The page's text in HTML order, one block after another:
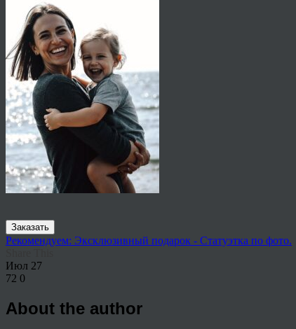
Заказать
Рекомендуем: Эксклюзивный подарок - Статуэтка по фото.
Июл 27
72 0
About the author